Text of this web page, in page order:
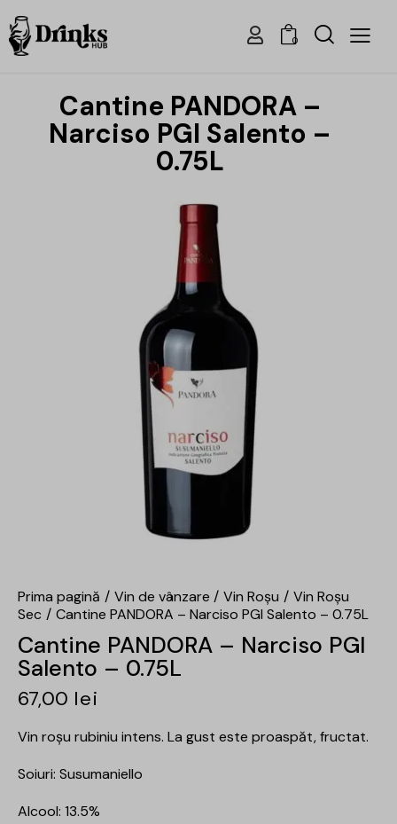
0
Cantine PANDORA –
Narciso PGI Salento –
0.75L
Prima pagină Vin de vânzare Vin Roșu
Vin Roșu
Sec
Cantine PANDORA – Narciso PGI Salento – 0.75L
Cantine PANDORA – Narciso PGI
Salento – 0.75L
67,00 lei
Vin roșu rubiniu intens. La gust este proaspăt, fructat.
Soiuri: Susumaniello
Alcool: 13.5%